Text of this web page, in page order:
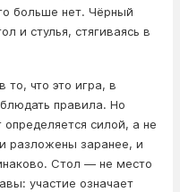
больше нет. Чёрный
и стулья, стягиваясь в
что это игра, в
правила. Но
силой, а не
разложены заранее, и
Стол — не место
участие означает